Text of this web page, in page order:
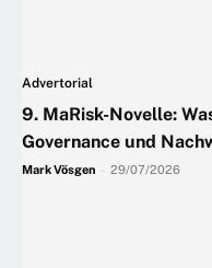
Advertorial
9. MaRisk-Novelle:
Governance und
Mark Vösgen 29/07/2026